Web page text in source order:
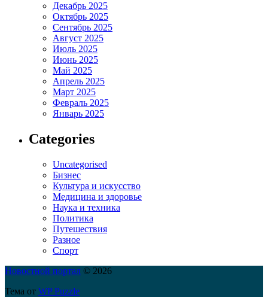
Декабрь 2025
Октябрь 2025
Сентябрь 2025
Август 2025
Июль 2025
Июнь 2025
Май 2025
Апрель 2025
Март 2025
Февраль 2025
Январь 2025
Categories
Uncategorised
Бизнес
Культура и искусство
Медицина и здоровье
Наука и техника
Политика
Путешествия
Разное
Спорт
Новостной портал © 2026
Тема от WP Puzzle